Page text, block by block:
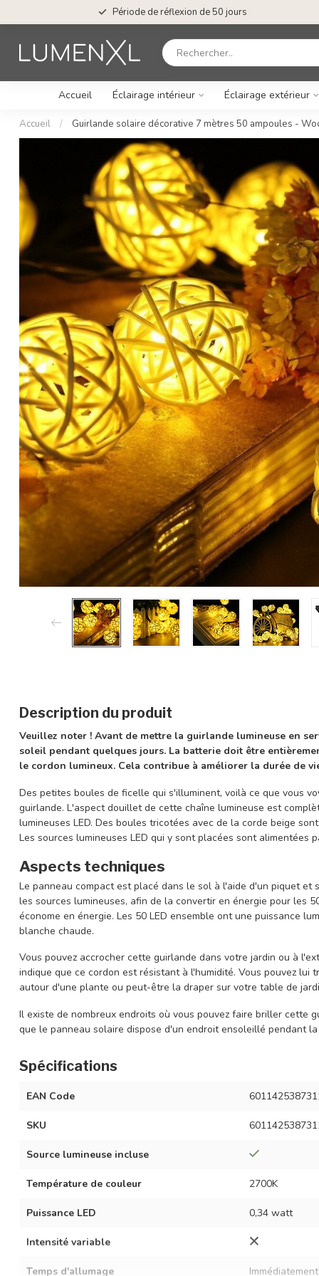
Période de réflexion de 50 jours
Accueil Éclairage intérieur Éclairage extérieur
Accueil / Guirlande solaire décorative 7 mètres 50 ampoules -
Description du produit
Veuillez noter ! Avant de mettre la guirlande lumineuse en
soleil pendant quelques jours. La batterie doit être
le cordon lumineux. Cela contribue à améliorer la durée de
Des petites boules de ficelle qui s'illuminent, voilà ce que vous
guirlande. L'aspect douillet de cette chaîne lumineuse est
lumineuses LED. Des boules tricotées avec de la corde beige
Les sources lumineuses LED qui y sont placées sont alimentées
Aspects techniques
Le panneau compact est placé dans le sol à l'aide d'un piquet
les sources lumineuses, afin de la convertir en énergie pour les
économe en énergie. Les 50 LED ensemble ont une puissance
blanche chaude.
Vous pouvez accrocher cette guirlande dans votre jardin ou à
indique que ce cordon est résistant à l'humidité. Vous pouvez lui
autour d'une plante ou peut-être la draper sur votre table de
Il existe de nombreux endroits où vous pouvez faire briller cette
que le panneau solaire dispose d'un endroit ensoleillé pendant
Spécifications
EAN Code
SKU
Source lumineuse incluse
Température de couleur 2700K
Puissance LED 0,34 watt
Intensité variable
Temps d'allumage